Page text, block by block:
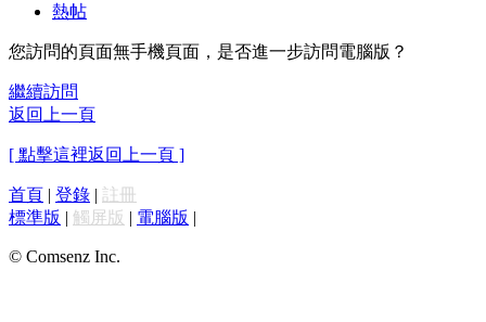
熱帖
您訪問的頁面無手機頁面，是否進一步訪問電腦版？
繼續訪問
返回上一頁
[ 點擊這裡返回上一頁 ]
首頁 | 登錄 | 註冊
標準版 | 觸屏版 | 電腦版 |
© Comsenz Inc.